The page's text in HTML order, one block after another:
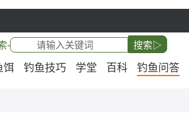
- 搜索▷
饵 钓鱼技巧 学堂 百科 钓鱼问答